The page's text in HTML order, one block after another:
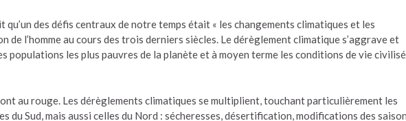
qu’un des défis centraux de notre temps était « les changements climatiques et les
de l’homme au cours des trois derniers siècles. Le dérèglement climatique s’aggrave et
populations les plus pauvres de la planète et à moyen terme les conditions de vie
au rouge. Les dérèglements climatiques se multiplient, touchant particulièrement les
du Sud, mais aussi celles du Nord : sécheresses, désertification, modifications des